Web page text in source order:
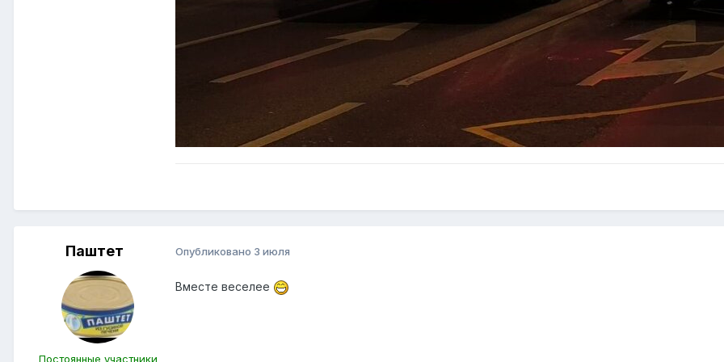
Паштет
Постоянные участники
Опубликовано 3 июля
Вместе веселее